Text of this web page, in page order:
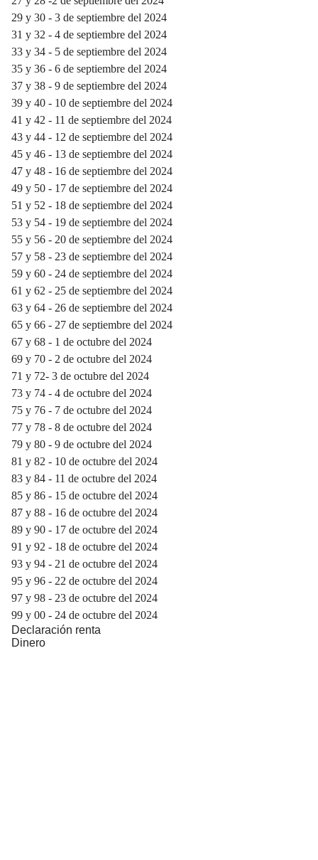
29 y 30 - 3 de septiembre del 2024
31 y 32 - 4 de septiembre del 2024
33 y 34 - 5 de septiembre del 2024
35 y 36 - 6 de septiembre del 2024
37 y 38 - 9 de septiembre del 2024
39 y 40 - 10 de septiembre del 2024
41 y 42 - 11 de septiembre del 2024
43 y 44 - 12 de septiembre del 2024
45 y 46 - 13 de septiembre del 2024
47 y 48 - 16 de septiembre del 2024
49 y 50 - 17 de septiembre del 2024
51 y 52 - 18 de septiembre del 2024
53 y 54 - 19 de septiembre del 2024
55 y 56 - 20 de septiembre del 2024
57 y 58 - 23 de septiembre del 2024
59 y 60 - 24 de septiembre del 2024
61 y 62 - 25 de septiembre del 2024
63 y 64 - 26 de septiembre del 2024
65 y 66 - 27 de septiembre del 2024
67 y 68 - 1 de octubre del 2024
69 y 70 - 2 de octubre del 2024
71 y 72- 3 de octubre del 2024
73 y 74 - 4 de octubre del 2024
75 y 76 - 7 de octubre del 2024
77 y 78 - 8 de octubre del 2024
79 y 80 - 9 de octubre del 2024
81 y 82 - 10 de octubre del 2024
83 y 84 - 11 de octubre del 2024
85 y 86 - 15 de octubre del 2024
87 y 88 - 16 de octubre del 2024
89 y 90 - 17 de octubre del 2024
91 y 92 - 18 de octubre del 2024
93 y 94 - 21 de octubre del 2024
95 y 96 - 22 de octubre del 2024
97 y 98 - 23 de octubre del 2024
99 y 00 - 24 de octubre del 2024
Declaración renta
Dinero